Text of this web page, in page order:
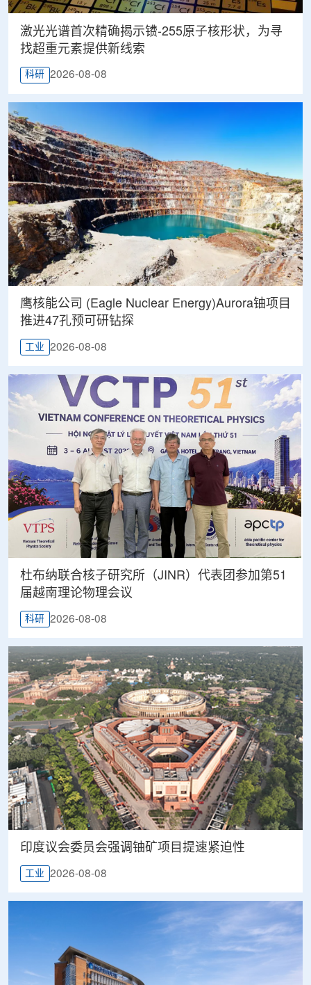
激光光谱首次精确揭示镄-255原子核形状，为寻
找超重元素提供新线索
科研 2026-08-08
鹰核能公司 (Eagle Nuclear Energy)Aurora铀项目
推进47孔预可研钻探
工业 2026-08-08
杜布纳联合核子研究所（JINR）代表团参加第51
届越南理论物理会议
科研 2026-08-08
印度议会委员会强调铀矿项目提速紧迫性
工业 2026-08-08